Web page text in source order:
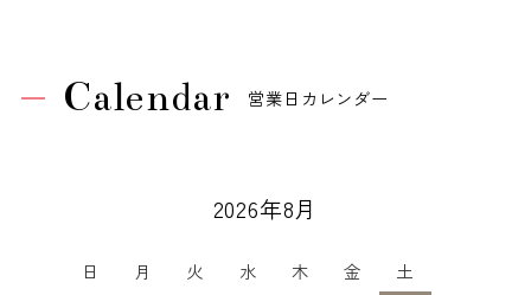
Calendar 営業日カレンダー
2026年8月
日 月 火 水 木 金
土